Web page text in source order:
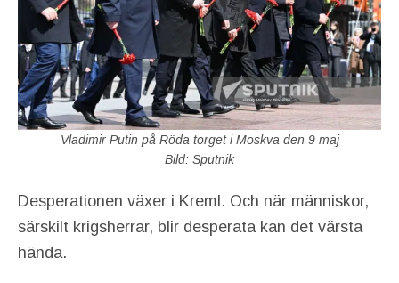
Vladimir Putin på Röda torget i Moskva den 9 maj
Bild: Sputnik
Desperationen växer i Kreml. Och när människor,
särskilt krigsherrar, blir desperata kan det värsta
hända.